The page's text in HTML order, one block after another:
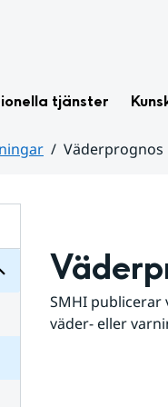
tjänster
Väderprognos
SMHI publicerar
väder- eller